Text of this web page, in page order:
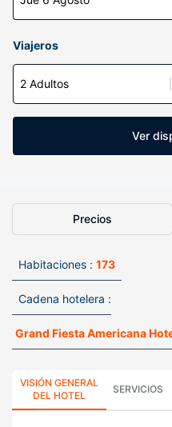
Viajeros
2 Adultos
Ver
Precios
Habitaciones : 173
Cadena hotelera :
Grand Fiesta Americana
VISIÓN GENERAL
DEL HOTEL
SERVICIOS